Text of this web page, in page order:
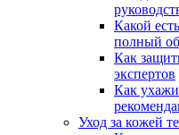
Какой
полный
Как
экспертов
Как
Уход за кожей